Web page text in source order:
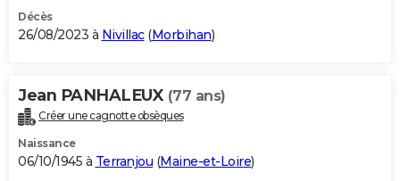
Décès
26/08/2023 à Nivillac(Morbihan)
Jean PANHALEUX (77 ans)
Créer une cagnotte obsèques
Naissance
06/10/1945 à Terranjou (Maine-et-Loire)